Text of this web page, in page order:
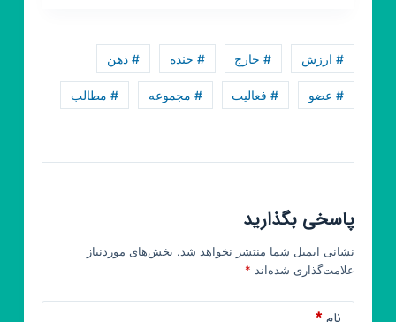
‍یخی
# ارزش # خارج # خنده # ذهن
# عضو # فعالیت # مجموعه # مطالب
پاسخی بگذارید
نشانی ایمیل شما منتشر نخواهد شد. بخش‌های موردنیاز
علامت‌گذاری شده‌اند *